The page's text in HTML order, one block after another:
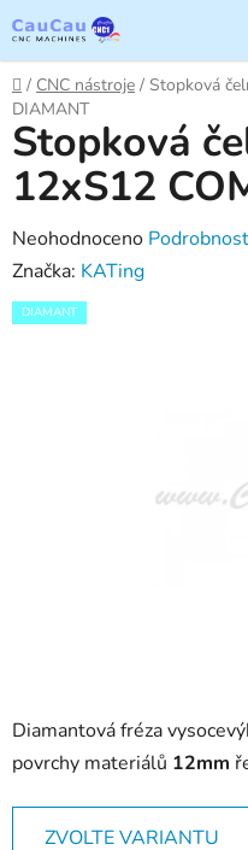
na
obsah
Domů
/ CNC nástroje / Stopková
DIAMANT
Diamantová fréza
povrchy materiálů 12mm
ZVOLTE VARIANTU
Stopková
12xS12
Průměrné
hodnocení
produktu
Neohodnoceno
Značka: KATing
DIAMANT